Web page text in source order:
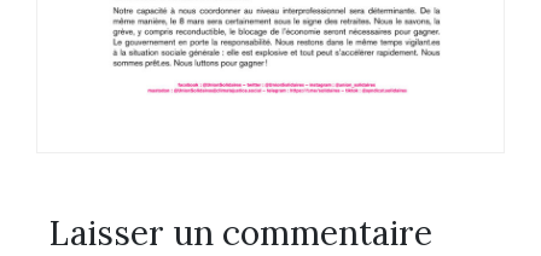
Laisser un commentaire